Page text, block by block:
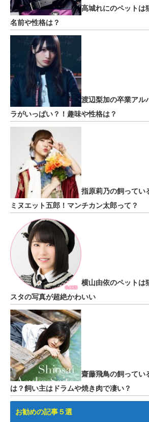
高城れにのペットは
名前や性格は？
渡辺梨加の卒業アル
ラがいっぱい？！趣味や性格は？
指原莉乃の飼ってい
ミヌエット五郎！マンチカン太郎って？
横山由依のペットは
スタの写真が超絶かわいい
齋藤飛鳥の飼ってい
は？飼い主はドラムや焼き肉で凄い？
お勧めの記事５選